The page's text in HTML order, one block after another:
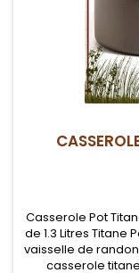
Casserole Pot
de 1.3 Litres
vaisselle de
casserole